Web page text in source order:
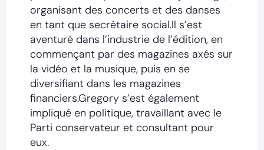
organisant des concerts et des danses
en tant que secrétaire social.Il s’est
aventuré dans l’industrie de l’édition, en
commençant par des magazines axés sur
la vidéo et la musique, puis en se
diversifiant dans les magazines
financiers.Gregory s’est également
impliqué en politique, travaillant avec le
Parti conservateur et consultant pour
eux.